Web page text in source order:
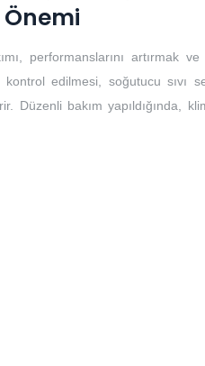
Önemi
performanslarını artırmak
edilmesi, soğutucu sıvı
Düzenli bakım yapıldığında,